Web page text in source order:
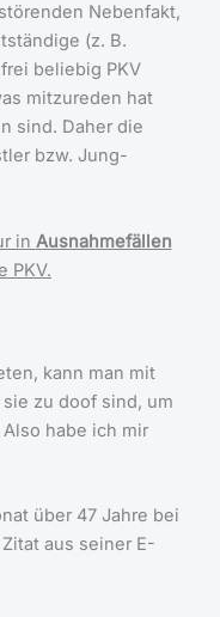
Nebenfakt,
(z. B.
beliebig PKV
mitzureden hat
sind. Daher die
bzw. Jung-
in Ausnahmefällen
PKV.
kann man mit
zu doof sind, um
habe ich mir
über 47 Jahre bei
aus seiner E-